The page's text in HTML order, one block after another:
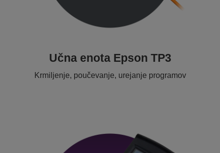
Učna enota Epson TP3
Krmiljenje, poučevanje, urejanje programov